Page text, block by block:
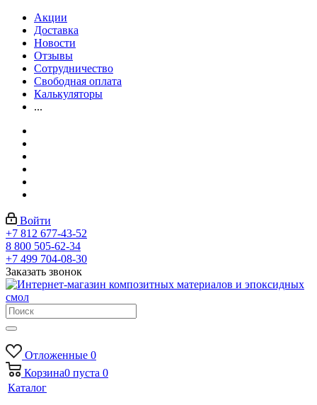
Акции
Доставка
Новости
Отзывы
Сотрудничество
Свободная оплата
Калькуляторы
...
Войти
+7 812 677-43-52
8 800 505-62-34
+7 499 704-08-30
Заказать звонок
Отложенные 0
Корзина0 пуста 0
Каталог